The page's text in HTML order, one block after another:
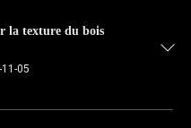
la texture du bois
05